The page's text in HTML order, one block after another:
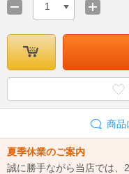
1
商品
夏季休業のご案内
誠に勝手ながら当店では、